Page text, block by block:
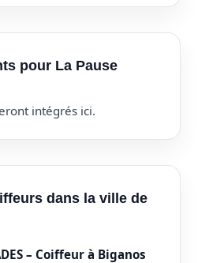
pour La Pause
intégrés ici.
dans la ville de
– Coiffeur à Biganos